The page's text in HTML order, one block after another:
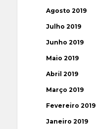
Agosto 2019
Julho 2019
Junho 2019
Maio 2019
Abril 2019
Março 2019
Fevereiro 2019
Janeiro 2019